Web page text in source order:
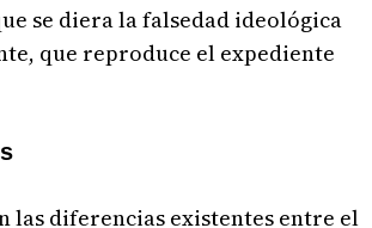
se diera la falsedad ideológica
que reproduce el expediente
las diferencias existentes entre el